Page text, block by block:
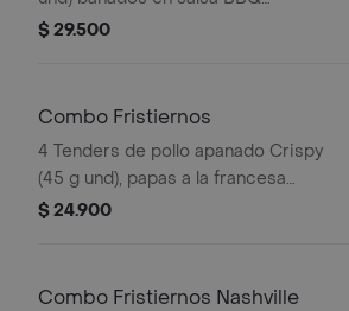
ligeramente picante, papas a la
(325 ml)
$ 29.500
Combo Fristiernos
4 Tenders de pollo apanado Crispy
(45 g und), papas a la francesa
mediana (60 g) y gaseosa (325 ml)
$ 24.900
Combo Fristiernos Nashville